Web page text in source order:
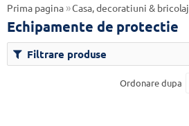
Prima pagina »Casa, decoratiuni & bricolaj
Echipamente de protectie
Filtrare produse
Ordonare dupa